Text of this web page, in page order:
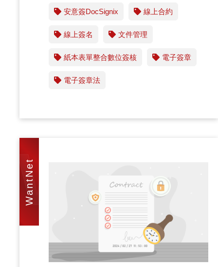
安意簽DocSignix 線上合約
線上簽名 文件管理
紙本表單整合數位簽核 電子簽章
電子簽章法